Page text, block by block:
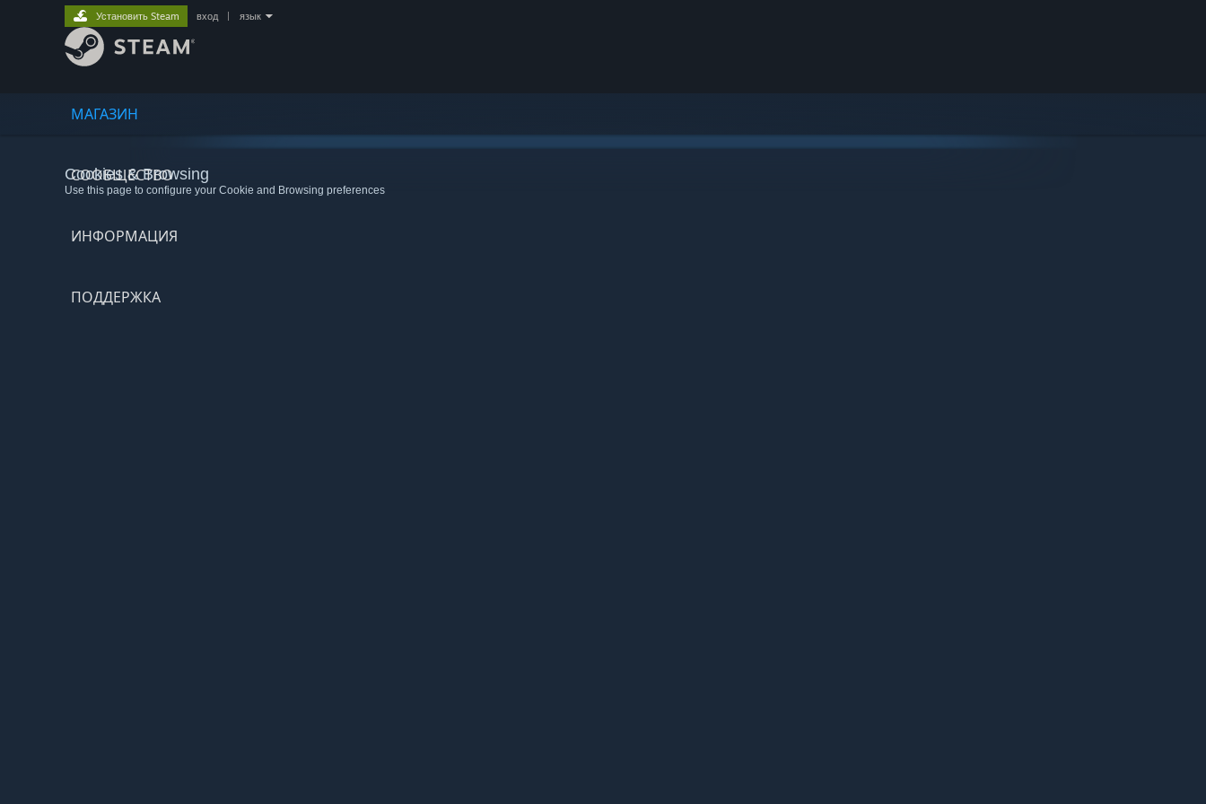
МАГАЗИН
СООБЩЕСТВО
ИНФОРМАЦИЯ
ПОДДЕРЖКА
Установить Steam вход язык
Cookies & Browsing
Use this page to configure your Cookie and Browsing preferences